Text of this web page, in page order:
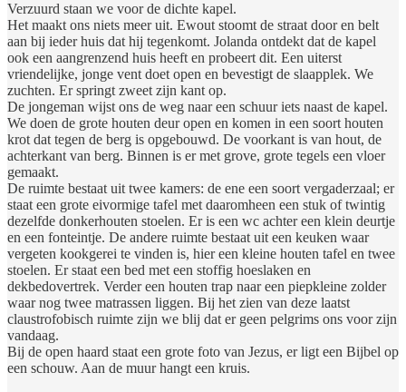
Verzuurd staan we voor de dichte kapel.
Het maakt ons niets meer uit. Ewout stoomt de straat door en belt
aan bij ieder huis dat hij tegenkomt. Jolanda ontdekt dat de kapel
ook een aangrenzend huis heeft en probeert dit. Een uiterst
vriendelijke, jonge vent doet open en bevestigt de slaapplek. We
zuchten. Er springt zweet zijn kant op.
De jongeman wijst ons de weg naar een schuur iets naast de kapel.
We doen de grote houten deur open en komen in een soort houten
krot dat tegen de berg is opgebouwd. De voorkant is van hout, de
achterkant van berg. Binnen is er met grove, grote tegels een vloer
gemaakt.
De ruimte bestaat uit twee kamers: de ene een soort vergaderzaal; er
staat een grote eivormige tafel met daaromheen een stuk of twintig
dezelfde donkerhouten stoelen. Er is een wc achter een klein deurtje
en een fonteintje. De andere ruimte bestaat uit een keuken waar
vergeten kookgerei te vinden is, hier een kleine houten tafel en twee
stoelen. Er staat een bed met een stoffig hoeslaken en
dekbedovertrek. Verder een houten trap naar een piepkleine zolder
waar nog twee matrassen liggen. Bij het zien van deze laatst
claustrofobisch ruimte zijn we blij dat er geen pelgrims ons voor zijn
vandaag.
Bij de open haard staat een grote foto van Jezus, er ligt een Bijbel op
een schouw. Aan de muur hangt een kruis.